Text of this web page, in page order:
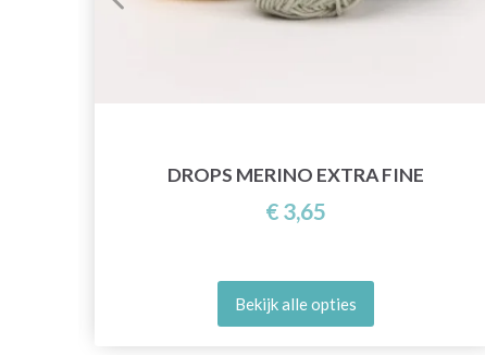
DROPS MERINO EXTRA FINE
€ 3,65
Bekijk alle opties